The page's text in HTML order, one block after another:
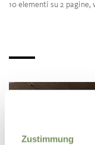
Zustimmung
10 elementi su 2 pagine,